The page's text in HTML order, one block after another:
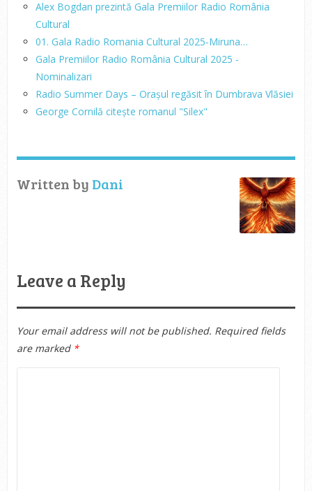
Alex Bogdan prezintă Gala Premiilor Radio România
Cultural
01. Gala Radio Romania Cultural 2025-Miruna…
Gala Premiilor Radio România Cultural 2025 -
Nominalizari
Radio Summer Days – Orașul regăsit în Dumbrava Vlăsiei
George Cornilă citește romanul "Silex"
Written by Dani
Leave a Reply
Your email address will not be published. Required fields
are marked *